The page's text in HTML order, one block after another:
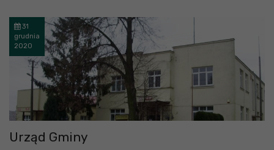
31
grudnia
2020
Urząd Gminy